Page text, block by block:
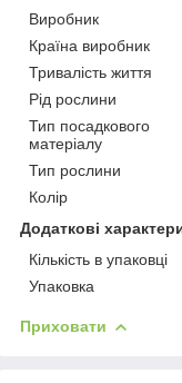
Виробник
Країна виробник
Тривалість життя
Рід рослини
Тип посадкового
матеріалу
Тип рослини
Колір
Додаткові
Кількість в упаковці
Упаковка
Приховати